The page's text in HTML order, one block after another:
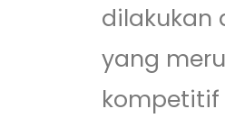
dilakukan
yang
kompetitif